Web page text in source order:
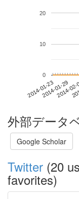
2014-01-232014-01-29
2014-
0
10
20
外部データ
Google Scholar
Twitter (20
favorites)